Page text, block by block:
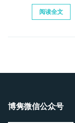
阅读全文
博隽微信公众号